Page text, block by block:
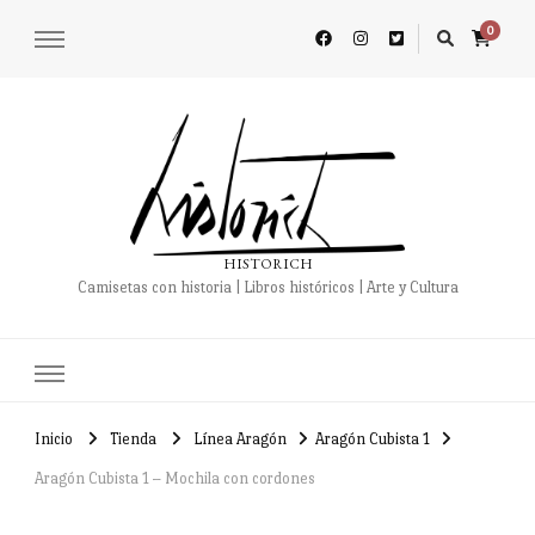
0
HISTORICH
Camisetas con historia | Libros históricos | Arte y Cultura
Inicio Tienda Línea Aragón Aragón Cubista 1
Aragón Cubista 1 – Mochila con cordones